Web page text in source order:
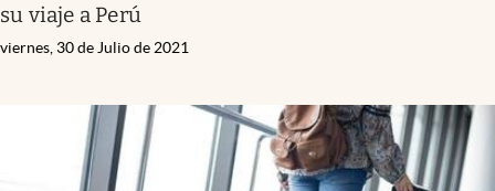
su viaje a Perú
viernes, 30 de Julio de 2021